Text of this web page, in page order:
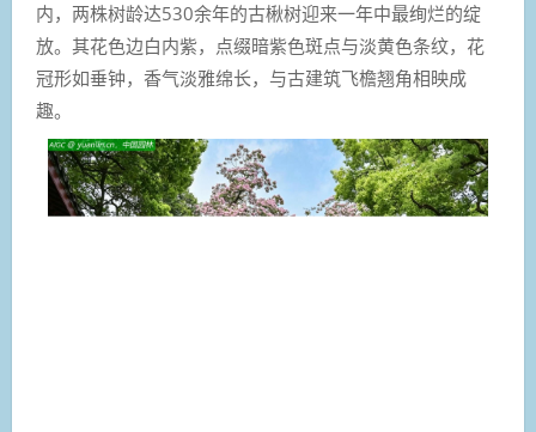
内，两株树龄达530余年的古楸树迎来一年中最绚烂的绽
放。其花色边白内紫，点缀暗紫色斑点与淡黄色条纹，花
冠形如垂钟，香气淡雅绵长，与古建筑飞檐翘角相映成
趣。